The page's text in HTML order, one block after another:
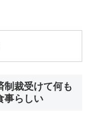
制裁受けて何も
事らしい